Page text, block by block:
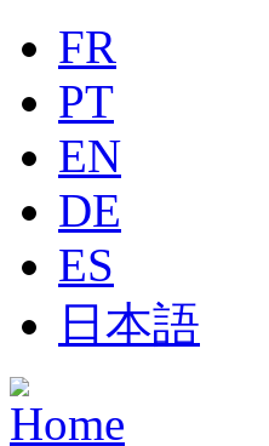
Jump to navigation
FR
PT
EN
DE
ES
日本語